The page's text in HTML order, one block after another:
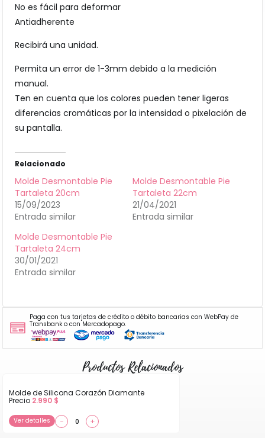
No es fácil para deformar
Antiadherente
Recibirá una unidad.
Permita un error de 1-3mm debido a la medición
manual.
Ten en cuenta que los colores pueden tener ligeras
diferencias cromáticas por la intensidad o pixelación de
su pantalla.
Relacionado
Molde Desmontable Pie
Tartaleta 20cm
15/09/2023
Entrada similar
Molde Desmontable Pie
Tartaleta 22cm
21/04/2021
Entrada similar
Molde Desmontable Pie
Tartaleta 24cm
30/01/2021
Entrada similar
Paga con tus tarjetas de crédito o débito bancarias con WebPay de
Transbank o con Mercadopago.
Productos Relacionados
Molde de Silicona Corazón Diamante
Precio 2.990 $
Ver detalles − +